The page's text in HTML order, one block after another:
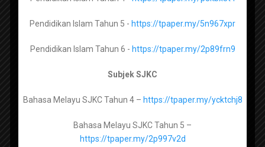
Bahan Lengkap Fail Panitia Mengikut Senarai
Panduan dan Contoh Evidens Lengkap
Maharat Al Quran Tingkatan 1 -
https://tpaper.my/yckrd39x
Maharat Al Quran Tingkatan 3 –
Pendidikan Islam Tahun 5 - https://tpaper.my/5n967xpr
Pendidikan Islam Tahun 6 - https://tpaper.my/2p89frn9
Subjek SJKC
Bahasa Melayu SJKC Tahun 4 – https://tpaper.my/ycktchj8
Bahasa Melayu SJKC Tahun 5 –
https://tpaper.my/2p997v2d